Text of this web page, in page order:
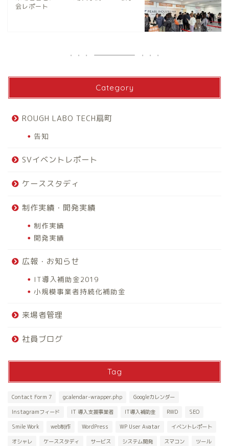
会レポート
Category
ROUGH LABO TECH扇町
告知
SVイベントレポート
ケーススタディ
制作実績・開発実績
制作実績
開発実績
広報・お知らせ
IT導入補助金2019
小規模事業者持続化補助金
来場者管理
社員ブログ
Tag
Contact Form 7 gcalendar-wrapper.php Googleカレンダー
Instagramフィード IT 導入支援事業者 IT導入補助金 RWD SEO
Smile Work web制作 WordPress WP User Avatar イベントレポート
オシャレ ケーススタディ サービス システム開発 スマコン ツール